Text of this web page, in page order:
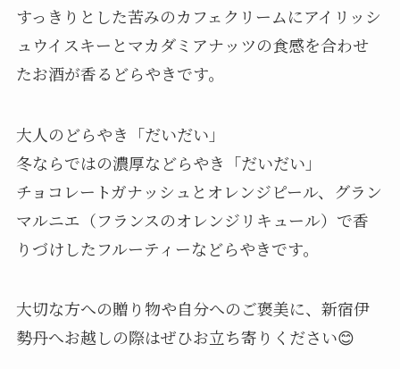
すっきりとした苦みのカフェクリームにアイリッシ
ュウイスキーとマカダミアナッツの食感を合わせ
たお酒が香るどらやきです。
大人のどらやき「だいだい」
冬ならではの濃厚などらやき「だいだい」
チョコレートガナッシュとオレンジピール、グラン
マルニエ（フランスのオレンジリキュール）で香
りづけしたフルーティーなどらやきです。
大切な方への贈り物や自分へのご褒美に、新宿伊
勢丹へお越しの際はぜひお立ち寄りください😊⁡